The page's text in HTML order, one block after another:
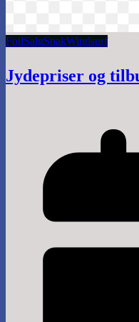
FoilSalgSnakWindsurf
Jydepriser og